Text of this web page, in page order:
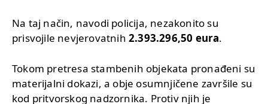
Na taj način, navodi policija, nezakonito su
prisvojile nevjerovatnih 2.393.296,50 eura.
Tokom pretresa stambenih objekata pronađeni su
materijalni dokazi, a obje osumnjičene završile su
kod pritvorskog nadzornika. Protiv njih je